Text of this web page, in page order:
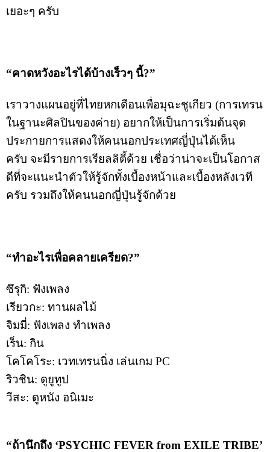
เยอะๆ ครับ
“คาดหวังอะไรได้บ้างเร็วๆ นี้?”
เราวางแผนอยู่ที่ไทยหกเดือนเพื่อมุฉะชูเกียว (การเทรน
ในฐานะศิลปินของค่าย) อยากให้เป็นการเริ่มต้นจุด
ประกายการแสดงให้คนนอกประเทศญี่ปุ่นได้เห็น
ครับ จะมีรายการเรียลลิตี้ด้วย เชื่อว่าน่าจะเป็นโอกาส
ดีที่จะแนะนำตัวให้รู้จักทั้งเบื้องหน้าและเบื้องหลังเวที
ครับ รวมถึงให้คนนอกญี่ปุ่นรู้จักด้วย
“ทำอะไรเพื่อคลายเครียด?”
ซึรุกิ: ฟังเพลง
เรียวกะ: ทานผลไม้
จิมมี่: ฟังเพลง ทำเพลง
เร็น: กิน
โคโคโระ: เวทเทรนนิ่ง เล่นเกม PC
ริวชิน: ดูยูทูป
วีสะ: ดูหนัง อนิเมะ
“ถ้านึกถึง ‘PSYCHIC FEVER from EXILE TRIBE’